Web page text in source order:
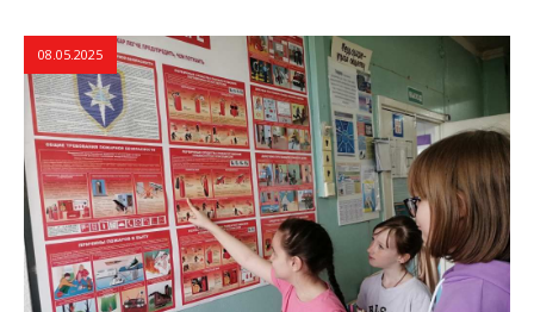
08.05.2025